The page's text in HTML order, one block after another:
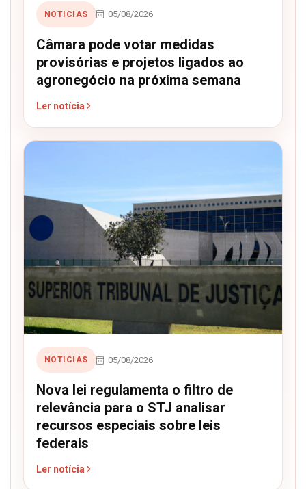
NOTICIAS 05/08/2026
Câmara pode votar medidas
provisórias e projetos ligados ao
agronegócio na próxima semana
Ler notícia
NOTICIAS 05/08/2026
Nova lei regulamenta o filtro de
relevância para o STJ analisar
recursos especiais sobre leis
federais
Ler notícia